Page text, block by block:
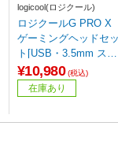
logicool(ロジクール)
ロジクールG PRO X
ゲーミングヘッドセ
ト[USB・3.5mm ステ
レオミニプラグ/ブラ
ク] G-PHS-003
¥10,980 (税込)
在庫あり